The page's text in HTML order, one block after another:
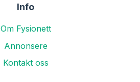
Info
Om Fysionett
Annonsere
Kontakt oss